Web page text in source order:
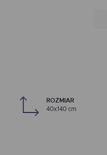
ROZMIAR
40x140 cm